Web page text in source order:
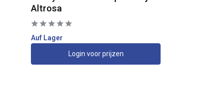
Altrosa
Auf Lager
Login voor prijzen